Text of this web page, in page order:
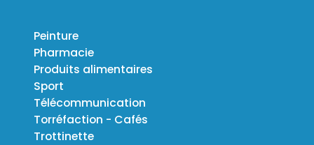
Peinture
Pharmacie
Produits alimentaires
Sport
Télécommunication
Torréfaction - Cafés
Trottinette